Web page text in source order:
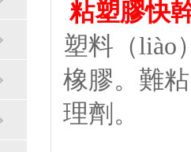
粘塑膠快
塑料（liào
橡膠。難
理劑。